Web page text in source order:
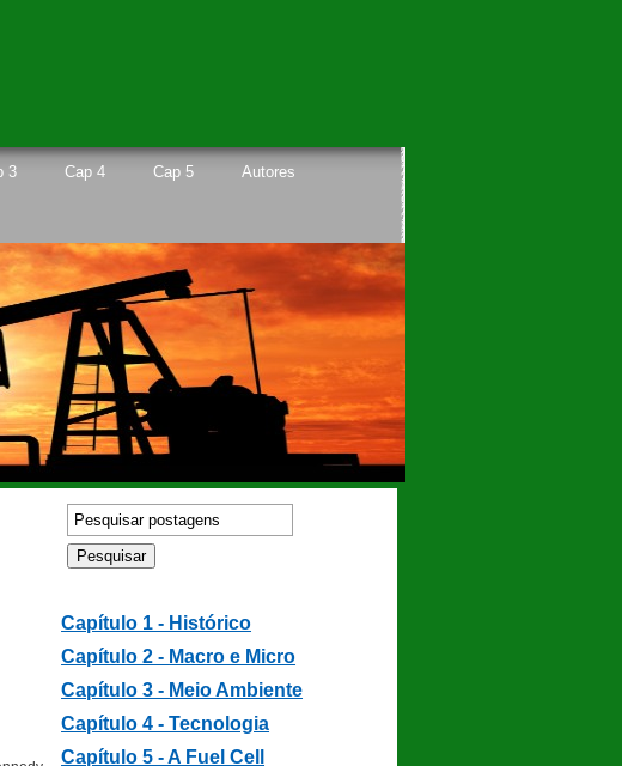
3 Cap 4 Cap 5 Autores
Capítulo 1 - Histórico
Capítulo 2 - Macro e Micro
Capítulo 3 - Meio Ambiente
Capítulo 4 - Tecnologia
Capítulo 5 - A Fuel Cell